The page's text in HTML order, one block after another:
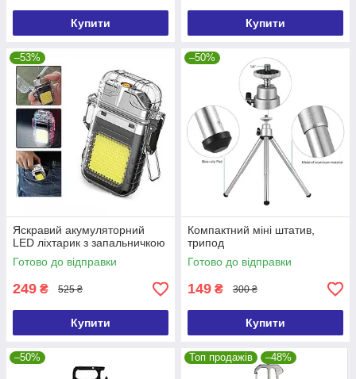
Купити Купити
–53%
Яскравий акумуляторний
LED ліхтарик з запальничкою
Готово до відправки
249 ₴ 525 ₴
Купити
–50%
Компактний міні штатив,
трипод
Готово до відправки
149 ₴ 300 ₴
Купити
–50% Топ продажів –48%